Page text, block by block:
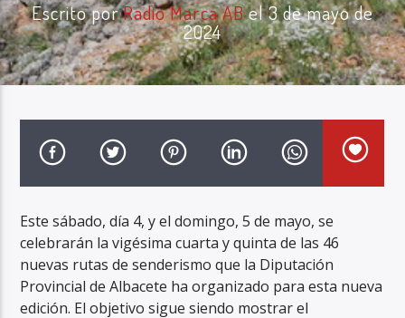
Escrito porRadio Marca ABel 3 de mayo de
2024
Este sábado, día 4, y el domingo, 5 de mayo, se
celebrarán la vigésima cuarta y quinta de las 46
nuevas rutas de senderismo que la Diputación
Provincial de Albacete ha organizado para esta nueva
edición. El objetivo sigue siendo mostrar el